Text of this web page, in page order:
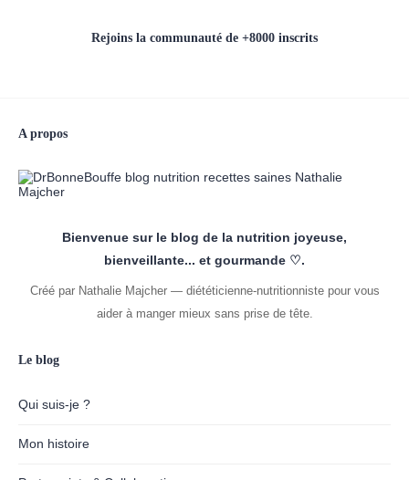
Rejoins la communauté de +8000 inscrits
A propos
Bienvenue sur le blog de la nutrition joyeuse,
bienveillante... et gourmande ♡.
Créé par Nathalie Majcher — diététicienne-nutritionniste pour vous
aider à manger mieux sans prise de tête.
Le blog
Qui suis-je ?
Mon histoire